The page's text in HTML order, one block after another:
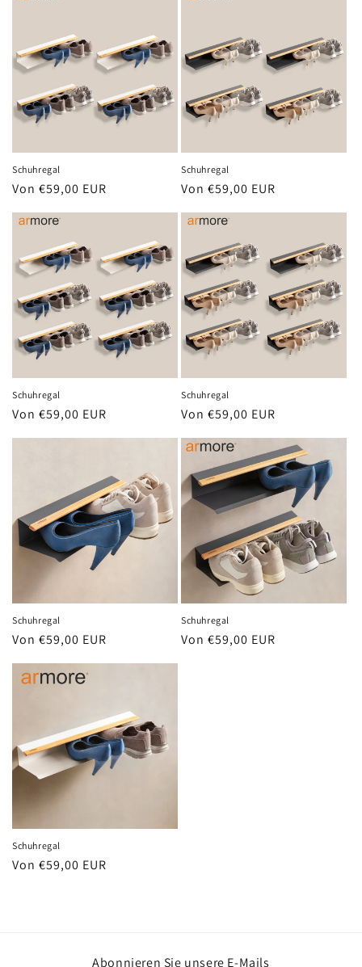
Schuhregal
Normaler
Von €59,00 EUR
Schuhregal
Normaler
Von €59,00 EUR
Schuhregal
Normaler
Von €59,00 EUR
Schuhregal
Normaler
Von €59,00 EUR
Schuhregal
Normaler
Von €59,00 EUR
Schuhregal
Normaler
Von €59,00 EUR
Schuhregal
Normaler
Von €59,00 EUR
Abonnieren Sie unsere E-Mails